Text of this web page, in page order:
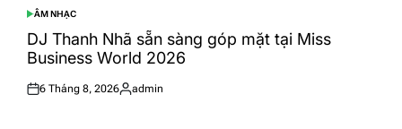
POSTED
IN
ÂM NHẠC
DJ Thanh Nhã sẵn sàng góp mặt tại Miss
Business World 2026
Posted
6 Tháng 8, 2026
Posted
admin